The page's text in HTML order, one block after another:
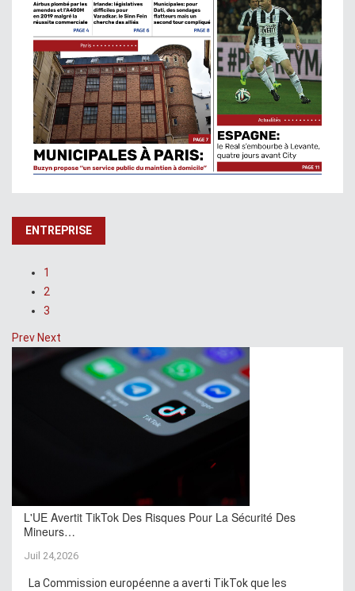
ENTREPRISE
1
2
3
Prev Next
L'UE Avertit TikTok Des Risques Pour La Sécurité Des
Mineurs…
Juil 24,2026
La Commission européenne a averti TikTok que les